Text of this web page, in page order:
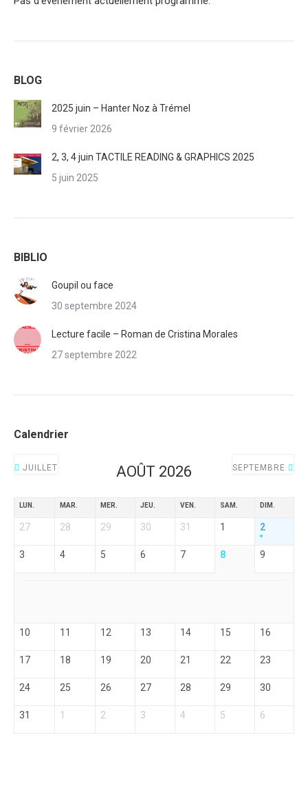
BLOG
2025 juin – Hanter Noz à Trémel
9 février 2026
2, 3, 4 juin TACTILE READING & GRAPHICS 2025
5 juin 2025
BIBLIO
Goupil ou face
30 septembre 2024
Lecture facile – Roman de Cristina Morales
27 septembre 2022
Calendrier
JUILLET AOÛT 2026 SEPTEMBRE
LUN. MAR. MER. JEU. VEN. SAM. DIM.
27 28 29 30 31 1 2
3 4 5 6 7 8 9
10 11 12 13 14 15 16
17 18 19 20 21 22 23
24 25 26 27 28 29 30
31 1 2 3 4 5 6